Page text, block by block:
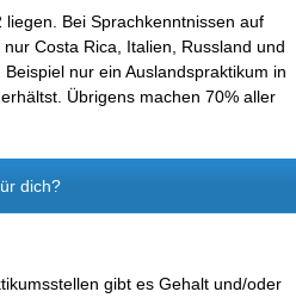
Bei Sprachkenntnissen auf
Costa Rica, Italien, Russland und
nur ein Auslandspraktikum in
Übrigens machen 70% aller
dich?
gibt es Gehalt und/oder